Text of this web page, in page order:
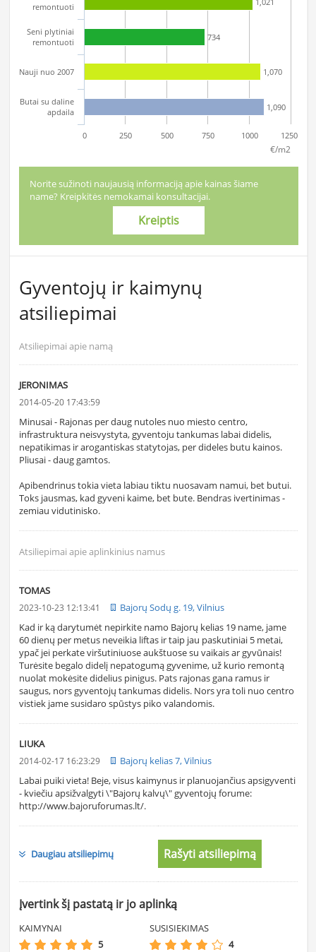
€/m2
734
1,070
1,090
remontuoti
Seni plytiniai
remontuoti
Nauji nuo 2007
Butai su daline
apdaila
0 1000
250 500 750 1250
Norite sužinoti naujausią informaciją apie kainas šiame
name? Kreipkitės nemokamai konsultacijai.
Kreiptis
Gyventojų ir kaimynų
atsiliepimai
Atsiliepimai apie namą
JERONIMAS
2014-05-20 17:43:59
Minusai - Rajonas per daug nutoles nuo miesto centro,
infrastruktura neisvystyta, gyventoju tankumas labai didelis,
nepatikimas ir arogantiskas statytojas, per dideles butu kainos.
Pliusai - daug gamtos.
Apibendrinus tokia vieta labiau tiktu nuosavam namui, bet butui.
Toks jausmas, kad gyveni kaime, bet bute. Bendras ivertinimas -
zemiau vidutinisko.
Atsiliepimai apie aplinkinius namus
TOMAS
2023-10-23 12:13:41
Bajorų Sodų g. 19, Vilnius
Kad ir ką darytumėt nepirkite namo Bajorų kelias 19 name, jame
60 dienų per metus neveikia liftas ir taip jau paskutiniai 5 metai,
ypač jei perkate viršutiniuose aukštuose su vaikais ar gyvūnais!
Turėsite begalo didelį nepatogumą gyvenime, už kurio remontą
nuolat mokėsite didelius pinigus. Pats rajonas gana ramus ir
saugus, nors gyventojų tankumas didelis. Nors yra toli nuo centro
vistiek jame susidaro spūstys piko valandomis.
LIUKA
2014-02-17 16:23:29
Bajorų kelias 7, Vilnius
Labai puiki vieta! Beje, visus kaimynus ir planuojančius apsigyventi
- kviečiu apsižvalgyti \"Bajorų kalvų\" gyventojų forume:
http://www.bajoruforumas.lt/.
Daugiau atsiliepimų Rašyti atsiliepimą
Įvertink šį pastatą ir jo aplinką
KAIMYNAI
5
SUSISIEKIMAS
4